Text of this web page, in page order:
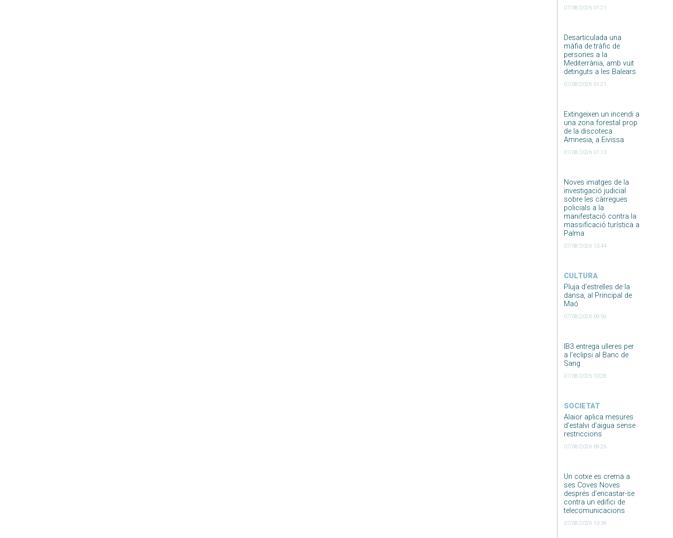
07/08/2026 01:21
Desarticulada una
màfia de tràfic de
persones a la
Mediterrània, amb vuit
detinguts a les Balears
07/08/2026 01:21
Extingeixen un incendi a
una zona forestal prop
de la discoteca
Amnesia, a Eivissa
07/08/2026 01:13
Noves imatges de la
investigació judicial
sobre les càrregues
policials a la
manifestació contra la
massificació turística a
Palma
07/08/2026 10:44
CULTURA
Pluja d’estrelles de la
dansa, al Principal de
Maó
07/08/2026 09:59
IB3 entrega ulleres per
a l’eclipsi al Banc de
Sang
07/08/2026 10:28
SOCIETAT
Alaior aplica mesures
d’estalvi d’aigua sense
restriccions
07/08/2026 09:26
Un cotxe es crema a
ses Coves Noves
després d’encastar-se
contra un edifici de
telecomunicacions
07/08/2026 10:36